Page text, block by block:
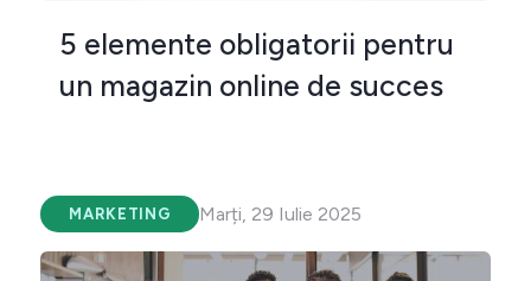
5 elemente obligatorii pentru
un magazin online de succes
MARKETING Marți, 29 Iulie 2025